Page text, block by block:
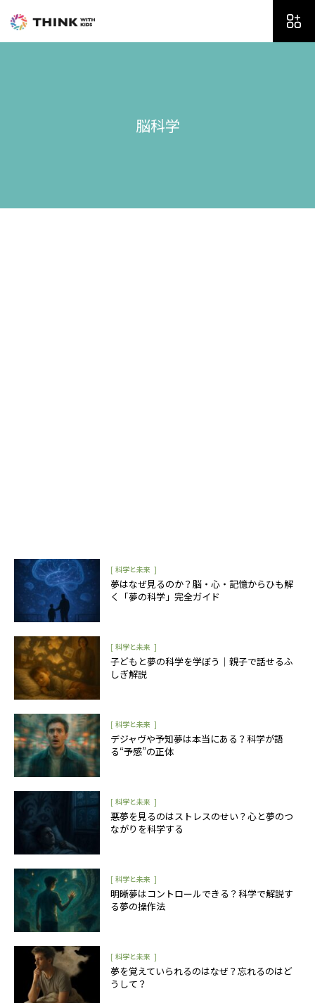
を
脳科学
[ 科学と未来 ]
夢はなぜ見るのか？脳・心・記憶からひも解
く「夢の科学」完全ガイド
[ 科学と未来 ]
子どもと夢の科学を学ぼう｜親子で話せるふ
しぎ解説
[ 科学と未来 ]
デジャヴや予知夢は本当にある？科学が語
る“予感”の正体
[ 科学と未来 ]
悪夢を見るのはストレスのせい？心と夢のつ
ながりを科学する
[ 科学と未来 ]
明晰夢はコントロールできる？科学で解説す
る夢の操作法
[ 科学と未来 ]
夢を覚えていられるのはなぜ？忘れるのはど
うして？